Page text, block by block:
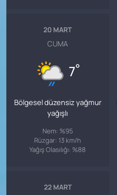
20 MART
CUMA
7°
Bölgesel düzensiz yağmur
yağışlı
Nem: %95
Rüzgar: 13 km/h
Yağış Olasılığı: %88
22 MART